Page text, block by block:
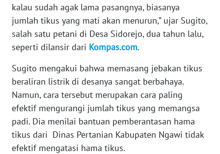
kalau sudah agak lama pasangnya, biasanya
jumlah tikus yang mati akan menurun,” ujar Sugito,
salah satu petani di Desa Sidorejo, dua tahun lalu,
seperti dilansir dari Kompas.com.
Sugito mengakui bahwa memasang jebakan tikus
beraliran listrik di desanya sangat berbahaya.
Namun, cara tersebut merupakan cara paling
efektif mengurangi jumlah tikus yang memangsa
padi. Dia menilai bantuan pemberantasan hama
tikus dari Dinas Pertanian Kabupaten Ngawi tidak
efektif mengatasi hama tikus.
WN
SULTENG
SULBAR
WN
BABEL
SUMBAR